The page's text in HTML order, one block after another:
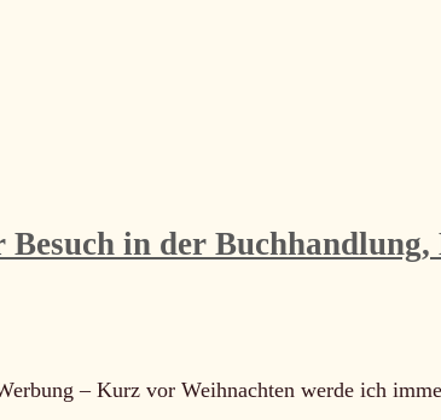
in der
– Kurz vor Weihnachten werde ich